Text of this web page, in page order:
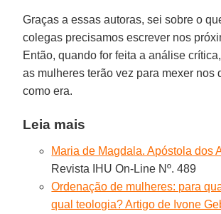
Graças a essas autoras, sei sobre o
colegas precisamos escrever nos
Então, quando for feita a análise
as mulheres terão vez para mexer nos
como era.
Leia mais
Maria de Magdala. Apóstola dos
Revista IHU On-Line Nº. 489
Ordenação de mulheres: para
qual teologia? Artigo de Ivone